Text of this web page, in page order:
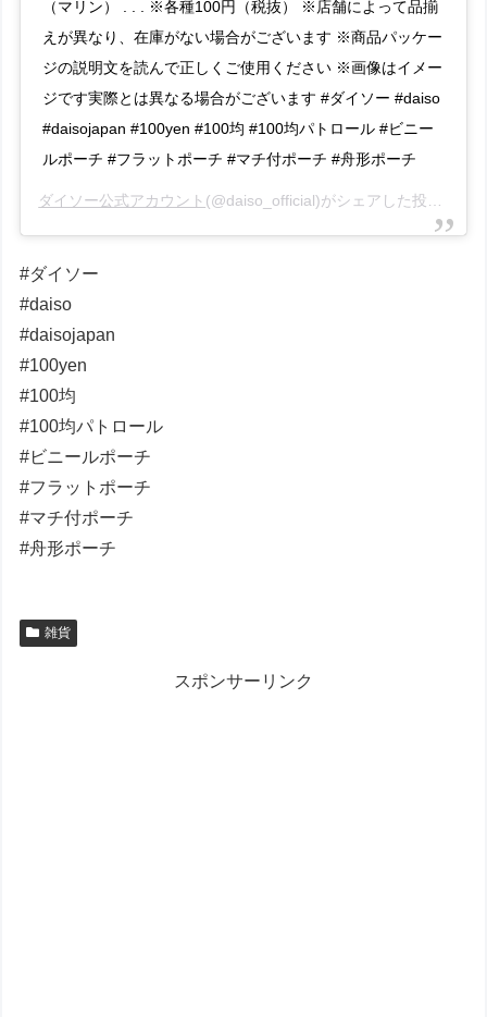
（マリン） . . . ※各種100円（税抜） ※店舗によって品揃
えが異なり、在庫がない場合がございます ※商品パッケー
ジの説明文を読んで正しくご使用ください ※画像はイメー
ジです実際とは異なる場合がございます #ダイソー #daiso
#daisojapan #100yen #100均 #100均パトロール #ビニー
ルポーチ #フラットポーチ #マチ付ポーチ #舟形ポーチ
ダイソー公式アカウント (@daiso_official)がシェアした投稿 –
#ダイソー
#daiso
#daisojapan
#100yen
#100均
#100均パトロール
#ビニールポーチ
#フラットポーチ
#マチ付ポーチ
#舟形ポーチ
雑貨
スポンサーリンク